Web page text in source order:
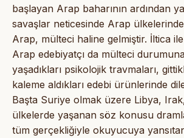
başlayan Arap baharının ardından
savaşlar neticesinde Arap
Arap, mülteci haline gelmiştir. İltica
Arap edebiyatçı da mülteci
yaşadıkları psikolojik travmaları,
kaleme aldıkları edebi ürünlerinde
Başta Suriye olmak üzere Libya,
ülkelerde yaşanan söz konusu
tüm gerçekliğiyle okuyucuya